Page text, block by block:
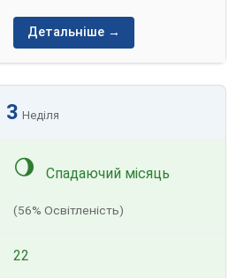
Детальніше →
3 Неділя
🌖 Спадаючий місяць
(56% Освітленість)
22